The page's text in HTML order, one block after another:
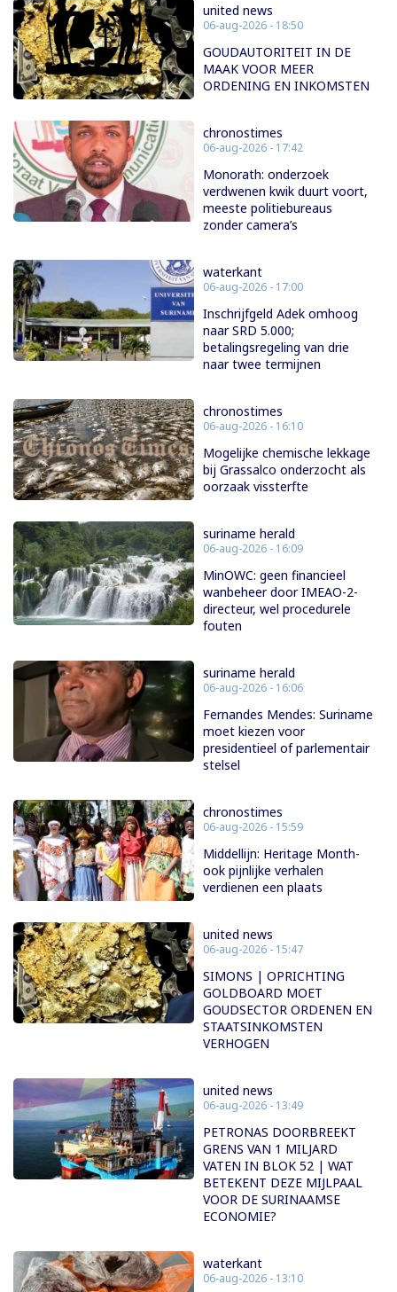
united news
06-aug-2026 - 18:50
GOUDAUTORITEIT IN DE
MAAK VOOR MEER
ORDENING EN INKOMSTEN
chronostimes
06-aug-2026 - 17:42
Monorath: onderzoek
verdwenen kwik duurt voort,
meeste politiebureaus
zonder camera’s
waterkant
06-aug-2026 - 17:00
Inschrijfgeld Adek omhoog
naar SRD 5.000;
betalingsregeling van drie
naar twee termijnen
chronostimes
06-aug-2026 - 16:10
Mogelijke chemische lekkage
bij Grassalco onderzocht als
oorzaak vissterfte
suriname herald
06-aug-2026 - 16:09
MinOWC: geen financieel
wanbeheer door IMEAO-2-
directeur, wel procedurele
fouten
suriname herald
06-aug-2026 - 16:06
Fernandes Mendes: Suriname
moet kiezen voor
presidentieel of parlementair
stelsel
chronostimes
06-aug-2026 - 15:59
Middellijn: Heritage Month-
ook pijnlijke verhalen
verdienen een plaats
united news
06-aug-2026 - 15:47
SIMONS | OPRICHTING
GOLDBOARD MOET
GOUDSECTOR ORDENEN EN
STAATSINKOMSTEN
VERHOGEN
united news
06-aug-2026 - 13:49
PETRONAS DOORBREEKT
GRENS VAN 1 MILJARD
VATEN IN BLOK 52 | WAT
BETEKENT DEZE MIJLPAAL
VOOR DE SURINAAMSE
ECONOMIE?
waterkant
06-aug-2026 - 13:10